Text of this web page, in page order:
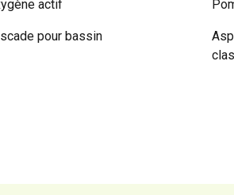
actif
pour bassin